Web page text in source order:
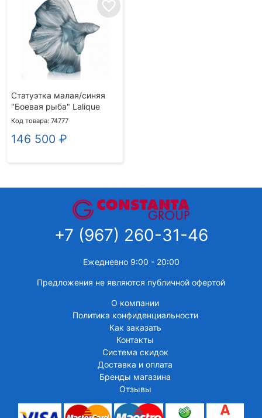
favorite_border
Статуэтка малая/синяя
"Боевая рыба" Lalique
Код товара: 74777
146 500 ₽
+7 (967) 260-31-46
Ежедневно 9:00 - 20:00
Предложения не являются публичной офертой
О компании
Политика конфиденциальности
Как заказать
Контакты
Система скидок
Доставка и оплата
Бренды магазина
Отзывы